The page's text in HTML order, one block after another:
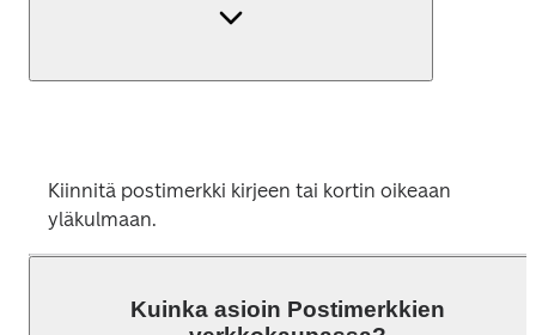
Kiinnitä postimerkki kirjeen tai kortin oikeaan
yläkulmaan.
Kuinka asioin Postimerkkien